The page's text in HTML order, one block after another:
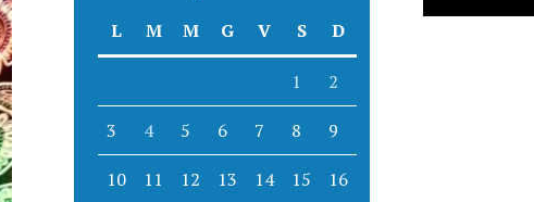
L
M M G V S D
1 2
3 4 5 6 7 8 9
10 11 12 13 14 15 16